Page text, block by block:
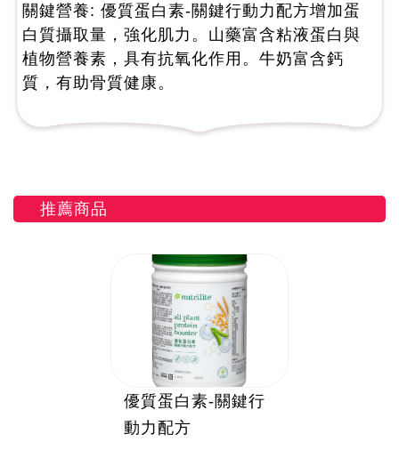
關鍵營養: 優質蛋白素-關鍵行動力配方增加蛋
白質攝取量，強化肌力。山藥富含粘液蛋白與
植物營養素，具有抗氧化作用。牛奶富含鈣
質，有助骨質健康。
推薦商品
優質蛋白素-關鍵行
動力配方